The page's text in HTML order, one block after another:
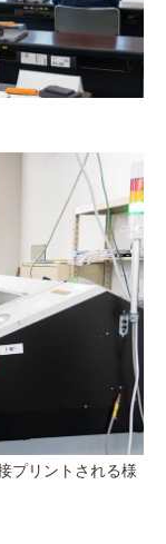
プリントされる様